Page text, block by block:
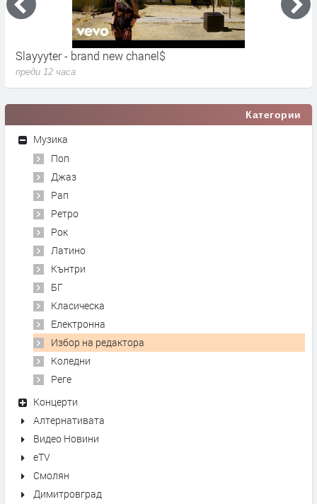
Slayyyter - brand new chanel$
преди 12 часа
Категории
Музика
Поп
Джаз
Рап
Ретро
Рок
Латино
Кънтри
БГ
Класическа
Електронна
Избор на редактора
Коледни
Реге
Концерти
Алтернативата
Видео Новини
eTV
Смолян
Димитровград